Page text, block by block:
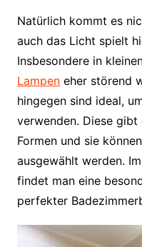
Natürlich kommt es
auch das Licht spielt
Insbesondere in
Lampeneher störend
hingegen sind ideal,
verwenden. Diese gibt
Formen und sie
ausgewählt werden. Im
findet man eine
perfekter